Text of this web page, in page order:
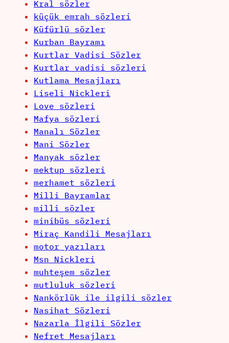
Kral sözler
küçük emrah sözleri
Küfürlü sözler
Kurban Bayramı
Kurtlar Vadisi Sözler
Kurtlar vadisi sözleri
Kutlama Mesajları
Liseli Nickleri
Love sözleri
Mafya sözleri
Manalı Sözler
Mani Sözler
Manyak sözler
mektup sözleri
merhamet sözleri
Milli Bayramlar
milli sözler
minibüs sözleri
Miraç Kandili Mesajları
motor yazıları
Msn Nickleri
muhteşem sözler
mutluluk sözleri
Nankörlük ile ilgili sözler
Nasihat Sözleri
Nazarla İlgili Sözler
Nefret Mesajları